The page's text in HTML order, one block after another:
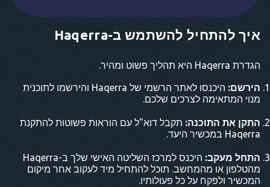
איך להתחיל להשתמש ב-Haqerra
הגדרת Haqerra היא תהליך פשוט ומהיר.
הירשם:
היכנסו לאתר הרשמי של Haqerra והירשמו לתוכנית
מנוי המתאימה לצרכים שלכם.
התקן את התוכנה: תקבל דוא"ל עם הוראות פשוטות להתקנת
Haqerra במכשיר היעד.
התחל מעקב:
היכנס למרכז השליטה האישי שלך ב-Haqerra
מהטלפון או מהמחשב. תוכל להתחיל מיד לעקוב אחר מיקום
המכשיר ולפקח על כל פעולותיו.